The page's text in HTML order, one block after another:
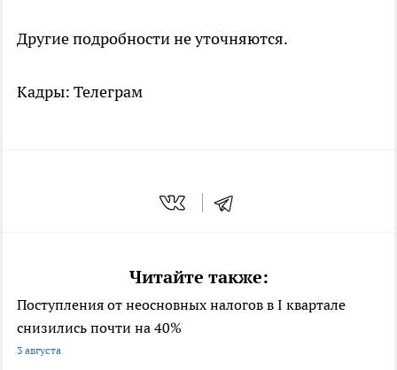
Другие подробности не уточняются.
Кадры: Телеграм
Читайте также:
Поступления от неосновных налогов в I квартале
снизились почти на 40%
3 августа